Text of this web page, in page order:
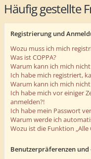
Häufig gestellte
Registrierung und
Wozu muss ich mich
Was ist COPPA?
Warum kann ich mich
Ich habe mich registriert,
Warum kann ich mich
Ich habe mich vor einiger
anmelden?!
Ich habe mein Passwort
Warum werde ich
Wozu ist die Funktion „Alle
Benutzerpräferenzen